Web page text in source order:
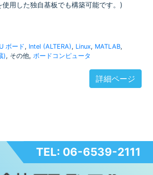
用した独自基板でも構築可能です。)
ボード, Intel (ALTERA), Linux, MATLAB,
), その他, ボードコンピュータ
詳細ページ
TEL: 06-6539-2111